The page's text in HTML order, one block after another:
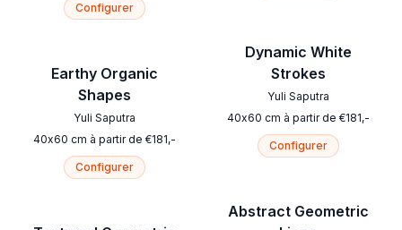
Configurer
Earthy Organic
Shapes
Yuli Saputra
40x60 cm à partir de €181,-
Configurer
Dynamic White
Strokes
Yuli Saputra
40x60 cm à partir de €181,-
Configurer
Abstract Geometric